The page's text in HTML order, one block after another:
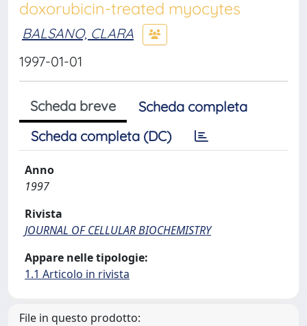
doxorubicin-treated myocytes
BALSANO, CLARA
1997-01-01
Scheda breve
Scheda completa
Scheda completa (DC)
Anno
1997
Rivista
JOURNAL OF CELLULAR BIOCHEMISTRY
Appare nelle tipologie:
1.1 Articolo in rivista
File in questo prodotto: